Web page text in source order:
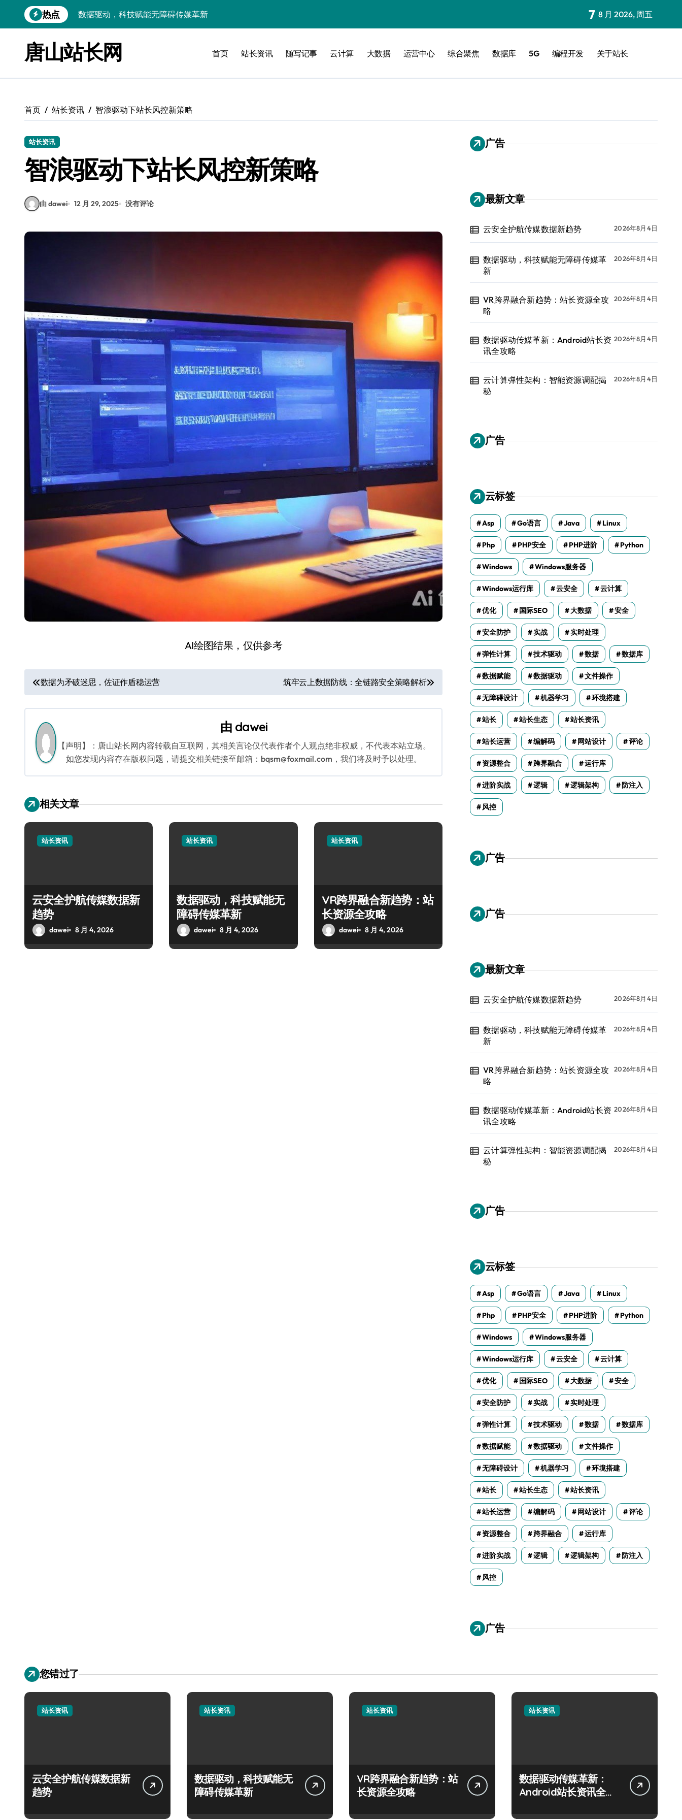
到
热点
VR跨界融合新趋势：站长资源全攻略
云计算弹性架构：智能资源调配揭秘
数据驱动传媒革新：交互优化实战解析
数据驱动下的传媒生态量子跃迁
数据驱动创新：科技赋能传媒增长
云安全护航传媒数据新趋势
7 8 月 2026, 周五
唐山站长网 首页 站长资讯 随写记事 云计算 大数据 运营中心 综合聚焦 数据库 5G 编程开发 关于站长
首页 站长资讯 智浪驱动下站长风控新策略
站长资讯
智浪驱动下站长风控新策略
由 dawei 12 月 29, 2025 没有评论
AI绘图结果，仅供参考
文
章
导
航
数据为矛破迷思，佐证作盾稳运营 筑牢云上数据防线：全链路安全策略解析
由 dawei
【声明】：唐山站长网内容转载自互联网，其相关言论仅代表作者个人观点绝非权威，不代表本站立场。
如您发现内容存在版权问题，请提交相关链接至邮箱：bqsm@foxmail.com，我们将及时予以处理。
相关文章
站长资讯
云安全护航传媒数据新
趋势
dawei 8 月 4, 2026
站长资讯
数据驱动，科技赋能无
障碍传媒革新
dawei 8 月 4, 2026
站长资讯
VR跨界融合新趋势：站
长资源全攻略
dawei 8 月 4, 2026
广告
最新文章
云安全护航传媒数据新趋势 2026年8月4日
数据驱动，科技赋能无障碍传媒革
新
2026年8月4日
VR跨界融合新趋势：站长资源全攻
略
2026年8月4日
数据驱动传媒革新：Android站长资
讯全攻略
2026年8月4日
云计算弹性架构：智能资源调配揭
秘
2026年8月4日
广告
云标签
Asp Go语言 Java Linux
Php PHP安全 PHP进阶 Python
Windows Windows服务器
Windows运行库 云安全 云计算
优化 国际SEO 大数据 安全
安全防护 实战 实时处理
弹性计算 技术驱动 数据 数据库
数据赋能 数据驱动 文件操作
无障碍设计 机器学习 环境搭建
站长 站长生态 站长资讯
站长运营 编解码 网站设计 评论
资源整合 跨界融合 运行库
进阶实战 逻辑 逻辑架构 防注入
风控
广告
广告
最新文章
云安全护航传媒数据新趋势 2026年8月4日
数据驱动，科技赋能无障碍传媒革
新
2026年8月4日
VR跨界融合新趋势：站长资源全攻
略
2026年8月4日
数据驱动传媒革新：Android站长资
讯全攻略
2026年8月4日
云计算弹性架构：智能资源调配揭
秘
2026年8月4日
广告
云标签
Asp Go语言 Java Linux
Php PHP安全 PHP进阶 Python
Windows Windows服务器
Windows运行库 云安全 云计算
优化 国际SEO 大数据 安全
安全防护 实战 实时处理
弹性计算 技术驱动 数据 数据库
数据赋能 数据驱动 文件操作
无障碍设计 机器学习 环境搭建
站长 站长生态 站长资讯
站长运营 编解码 网站设计 评论
资源整合 跨界融合 运行库
进阶实战 逻辑 逻辑架构 防注入
风控
广告
您错过了
站长资讯
云安全护航传媒数据新
趋势
站长资讯
数据驱动，科技赋能无
障碍传媒革新
站长资讯
VR跨界融合新趋势：站
长资源全攻略
站长资讯
数据驱动传媒革新：
Android站长资讯全攻